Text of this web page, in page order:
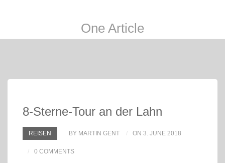
One Article
8-Sterne-Tour an der Lahn
REISEN BY MARTIN GENT ON 3. JUNE 2018
0 COMMENTS